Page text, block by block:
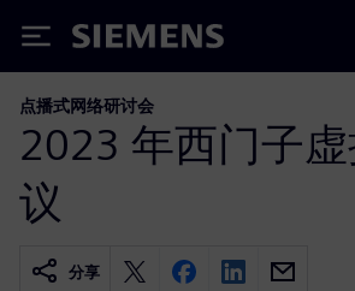
Siemens
点播式网络研讨会
2023 年西门子虚
议
分享